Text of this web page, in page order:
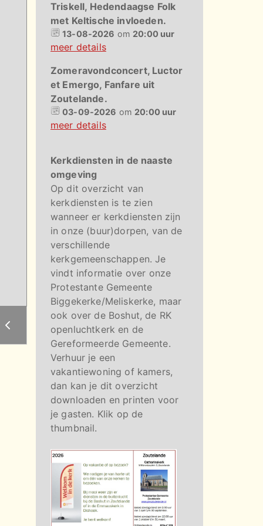
Triskell, Hedendaagse Folk
met Keltische invloeden.
13-08-2026 om 20:00 uur
meer details
Zomeravondconcert, Luctor
et Emergo, Fanfare uit
Zoutelande.
03-09-2026 om 20:00 uur
meer details
Kerkdiensten in de naaste
omgeving
Op dit overzicht van
kerkdiensten is te zien
wanneer er kerkdiensten zijn
in onze (buur)dorpen, van de
verschillende
kerkgemeenschappen. Je
vindt informatie over onze
Protestante Gemeente
Biggekerke/Meliskerke, maar
ook over de Boshut, de RK
openluchtkerk en de
Gereformeerde Gemeente.
Verhuur je een
vakantiewoning of kamers,
dan kan je dit overzicht
downloaden en printen voor
je gasten. Klik op de
thumbnail.